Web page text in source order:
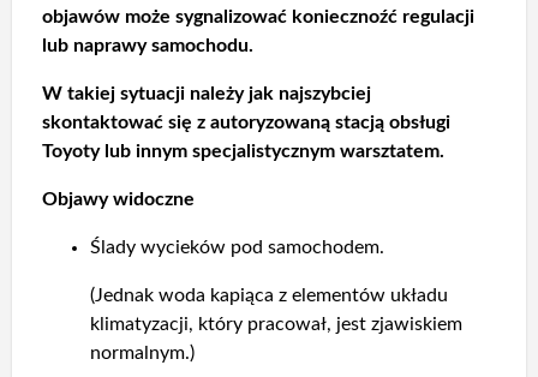
objawów może sygnalizować koniecznoźć regulacji
lub naprawy samochodu.
W takiej sytuacji należy jak najszybciej
skontaktować się z autoryzowaną stacją obsługi
Toyoty lub innym specjalistycznym warsztatem.
Objawy widoczne
Ślady wycieków pod samochodem.
(Jednak woda kapiąca z elementów układu
klimatyzacji, który pracował, jest zjawiskiem
normalnym.)